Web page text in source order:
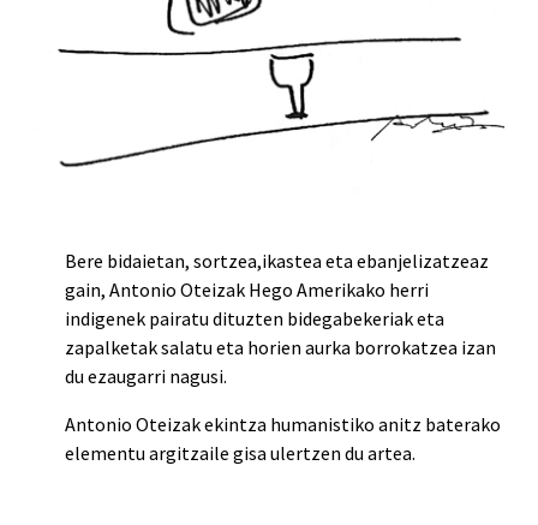
Bere bidaietan, sortzea,ikastea eta ebanjelizatzeaz
gain, Antonio Oteizak Hego Amerikako herri
indigenek pairatu dituzten bidegabekeriak eta
zapalketak salatu eta horien aurka borrokatzea izan
du ezaugarri nagusi.
Antonio Oteizak ekintza humanistiko anitz baterako
elementu argitzaile gisa ulertzen du artea.